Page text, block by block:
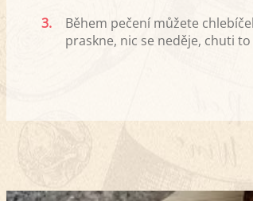
3.
Během pečení můžete
praskne, nic se neděje, chuti